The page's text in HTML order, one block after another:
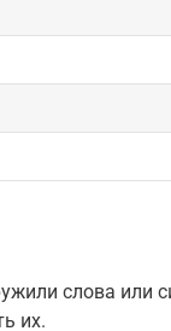
слова или
их.